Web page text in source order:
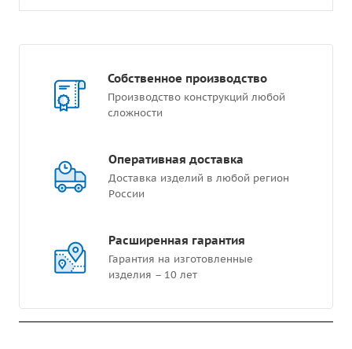
Собственное производство
Производство конструкций любой
сложности
Оперативная доставка
Доставка изделий в любой регион
России
Расширенная гарантия
Гарантия на изготовленные
изделия – 10 лет